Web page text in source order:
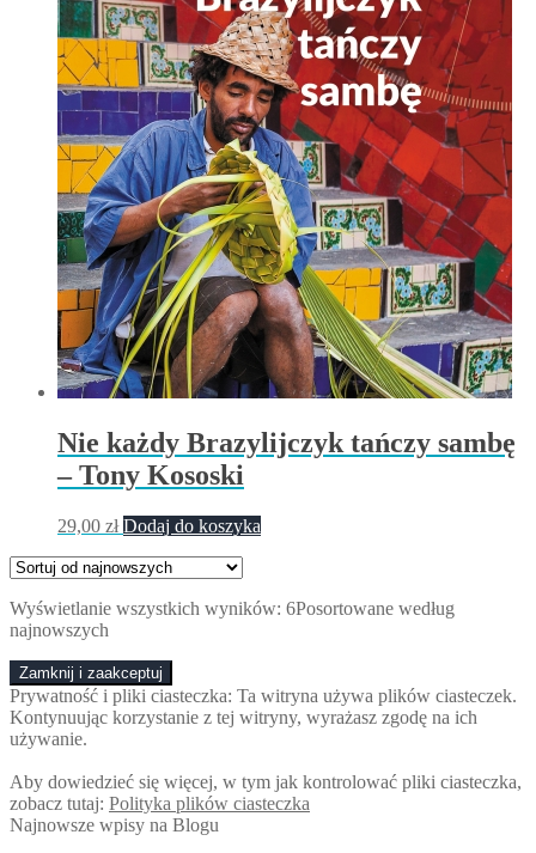
Nie każdy Brazylijczyk tańczy sambę
– Tony Kososki
29,00 zł Dodaj do koszyka
Wyświetlanie wszystkich wyników: 6Posortowane według
najnowszych
Prywatność i pliki ciasteczka: Ta witryna używa plików ciasteczek.
Kontynuując korzystanie z tej witryny, wyrażasz zgodę na ich
używanie.
Aby dowiedzieć się więcej, w tym jak kontrolować pliki ciasteczka,
zobacz tutaj: Polityka plików ciasteczka
Najnowsze wpisy na Blogu